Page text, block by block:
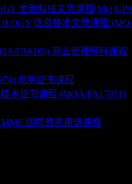
金融科技文凭课程(MQA/
信息技术文凭课程
FA6169) 商业管理预科课程
商学证书课程
术证书课程 (MQA/PA17971)
国际雅思英语课程